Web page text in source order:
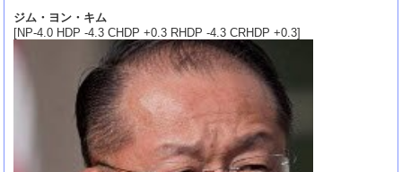
ジム・ヨン・キム
[NP-4.0 HDP -4.3 CHDP +0.3 RHDP -4.3 CRHDP +0.3]